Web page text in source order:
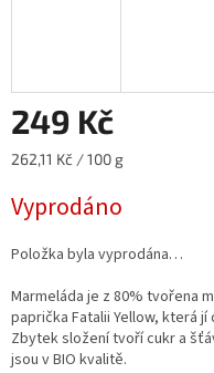
249 Kč
Měrná
262,11 Kč / 100 g
Vyprodáno
Položka byla vyprodána…
Marmeláda je z 80% tvořena
paprička Fatalii Yellow, která
Zbytek složení tvoří cukr a
jsou v BIO kvalitě.